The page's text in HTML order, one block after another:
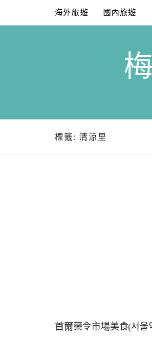
content
海外旅遊 國內旅遊
標籤: 清涼里
首爾藥令市場美食(서울